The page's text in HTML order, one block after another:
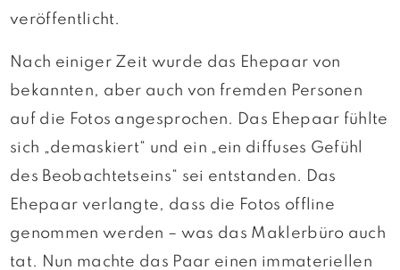
veröffentlicht.
Nach einiger Zeit wurde das Ehepaar von
bekannten, aber auch von fremden Personen
auf die Fotos angesprochen. Das Ehepaar fühlte
sich „demaskiert“ und ein „ein diffuses Gefühl
des Beobachtetseins“ sei entstanden. Das
Ehepaar verlangte, dass die Fotos offline
genommen werden – was das Maklerbüro auch
tat. Nun machte das Paar einen immateriellen